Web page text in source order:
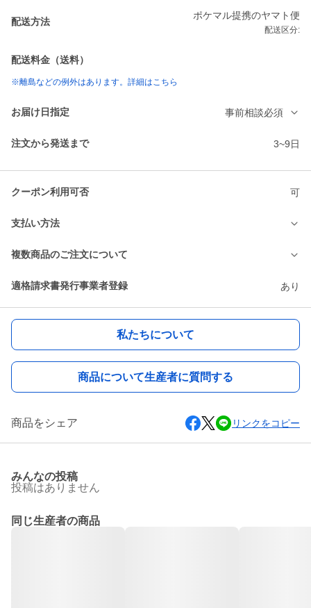
配送方法
ポケマル提携のヤマト便
配送区分:
配送料金（送料）
※離島などの例外はあります。詳細はこちら
お届け日指定 事前相談必須
注文から発送まで 3~9日
クーポン利用可否 可
支払い方法
複数商品のご注文について
適格請求書発行事業者登録 あり
私たちについて
商品について生産者に質問する
商品をシェア リンクをコピー
みんなの投稿
投稿はありません
同じ生産者の商品